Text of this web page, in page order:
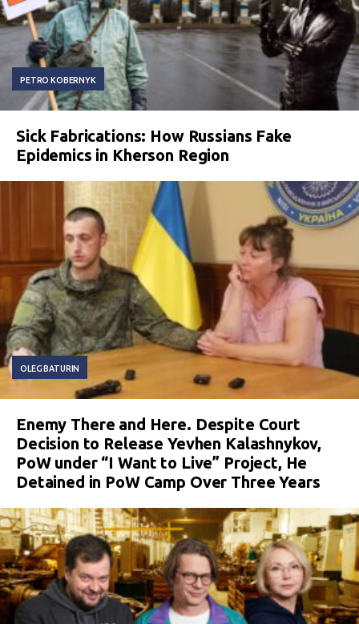
PETRO KOBERNYK
Sick Fabrications: How Russians Fake
Epidemics in Kherson Region
OLEG BATURIN
Enemy There and Here. Despite Court
Decision to Release Yevhen Kalashnykov,
PoW under “I Want to Live” Project, He
Detained in PoW Camp Over Three Years